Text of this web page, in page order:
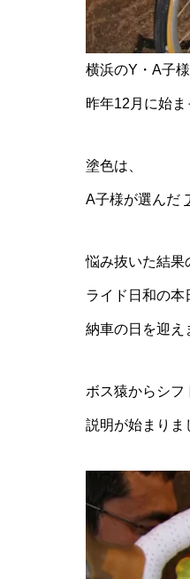
横浜のY・A子
昨年12月に始ま
塗色は、
A子様が選んだ
悩み抜いた結果
ライド日和の本
納車の日を迎え
ボス猿からシフ
説明が始まりま